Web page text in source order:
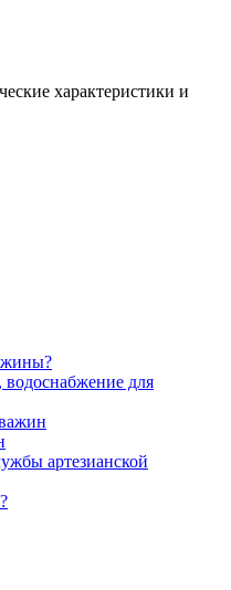
характеристики и
водоснабжение для
артезианской